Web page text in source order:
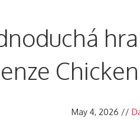
May 4, 2026 //